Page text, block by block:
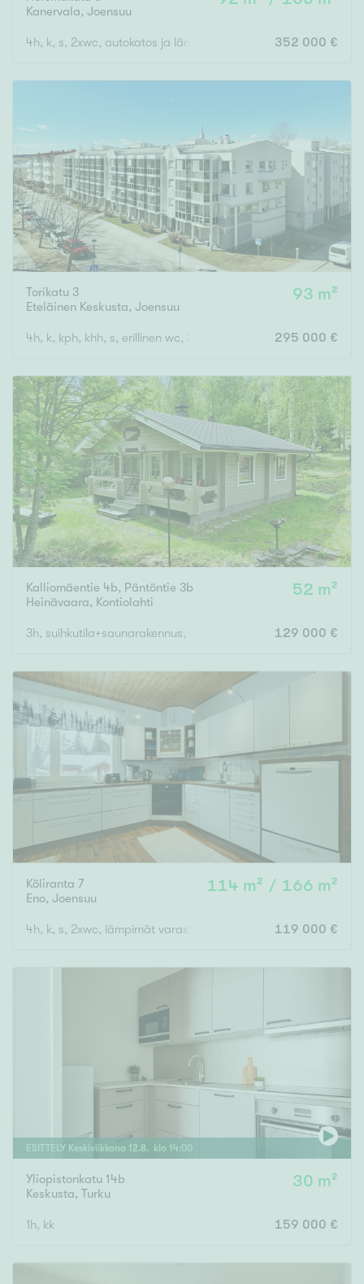
Kanervala, Joensuu
4h, k, s, 2xwc, autokatos ja lämmin varasto 352 000 €
Torikatu 3
Eteläinen Keskusta, Joensuu
93 m²
4h, k, kph, khh, s, erillinen wc, 2 vaatehuonetta ( yj. 4+k+s)
295 000 €
Kalliomäentie 4b, Päntöntie 3b
Heinävaara, Kontiolahti
52 m²
3h, suihkutila+saunarakennus, varastot 129 000 €
Köliranta 7
Eno, Joensuu
114 m² / 166 m²
4h, k, s, 2xwc, lämpimät varastot, autokatos kahdelle autolle
119 000 €
ESITTELY Keskiviikkona 12.8. klo 14:00
Yliopistonkatu 14b
Keskusta, Turku
30 m²
1h, kk 159 000 €